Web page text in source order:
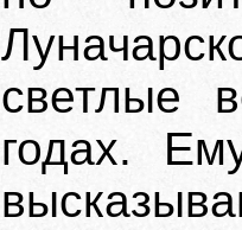
светлые
годах.